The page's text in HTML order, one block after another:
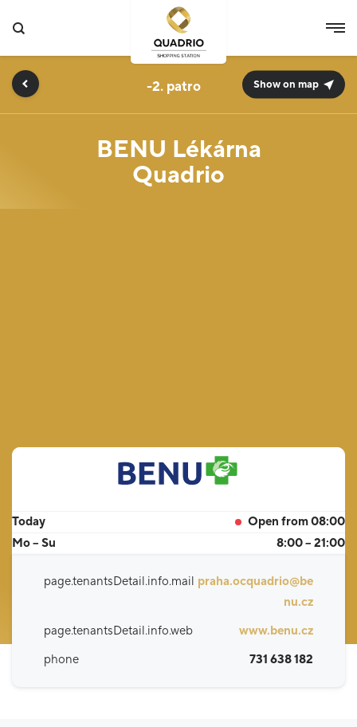
BENU Lékárna
Quadrio
-2. Show on map
Today
Open from 08:00
Mo – Su
8:00 – 21:00
page.tenantsDetail.info.mail praha.ocquadrio@be
nu.cz
page.tenantsDetail.info.web
www.benu.cz
phone
731 638 182